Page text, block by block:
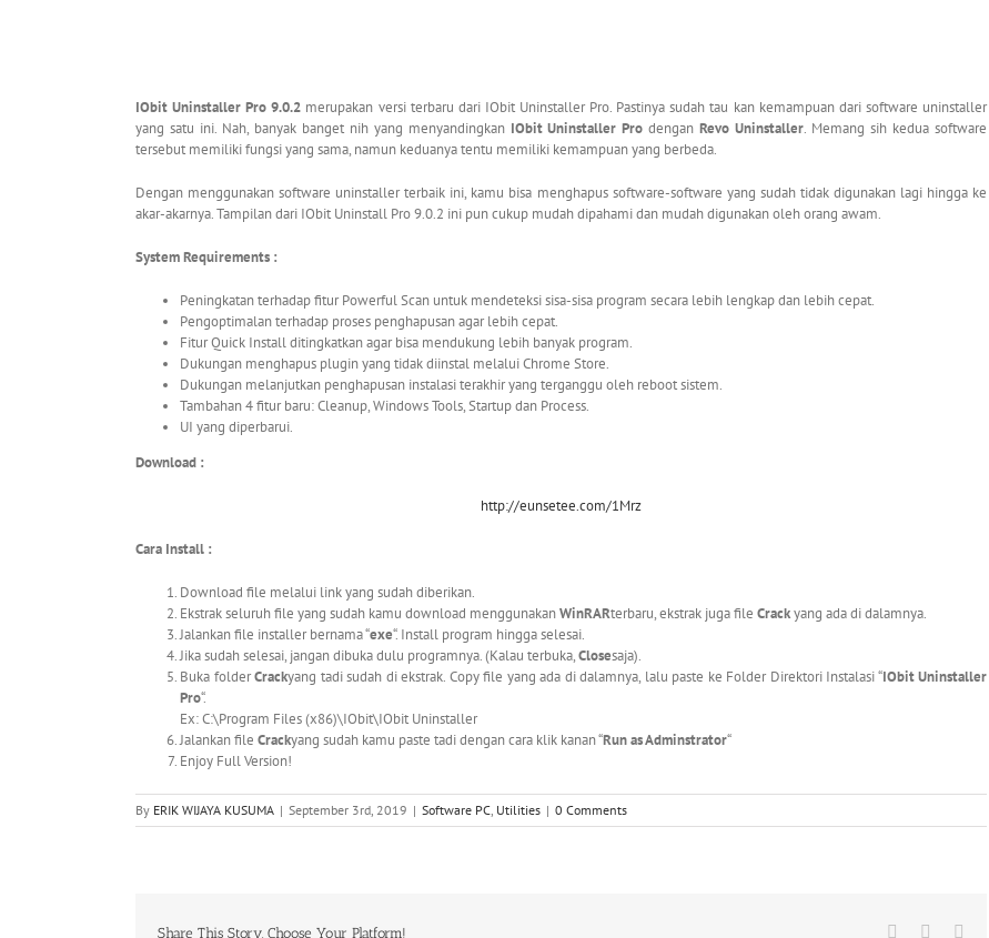
IObit Uninstaller Pro 9.0.2 merupakan versi terbaru dari IObit Uninstaller Pro. Pastinya sudah tau kan kemampuan dari software uninstaller
yang satu ini. Nah, banyak banget nih yang menyandingkan IObit Uninstaller Pro denganRevo Uninstaller. Memang sih kedua software
tersebut memiliki fungsi yang sama, namun keduanya tentu memiliki kemampuan yang berbeda.
Dengan menggunakan software uninstaller terbaik ini, kamu bisa menghapus software-software yang sudah tidak digunakan lagi hingga ke
akar-akarnya. Tampilan dari IObit Uninstall Pro 9.0.2 ini pun cukup mudah dipahami dan mudah digunakan oleh orang awam.
System Requirements :
Peningkatan terhadap fitur Powerful Scan untuk mendeteksi sisa-sisa program secara lebih lengkap dan lebih cepat.
Pengoptimalan terhadap proses penghapusan agar lebih cepat.
Fitur Quick Install ditingkatkan agar bisa mendukung lebih banyak program.
Dukungan menghapus plugin yang tidak diinstal melalui Chrome Store.
Dukungan melanjutkan penghapusan instalasi terakhir yang terganggu oleh reboot sistem.
Tambahan 4 fitur baru: Cleanup, Windows Tools, Startup dan Process.
UI yang diperbarui.
Download :
http://eunsetee.com/1Mrz
Cara Install :
Download file melalui link yang sudah diberikan.
Ekstrak seluruh file yang sudah kamu download menggunakanWinRARterbaru, ekstrak juga file Crackyang ada di dalamnya.
Jalankan file installer bernama “exe“. Install program hingga selesai.
Jika sudah selesai, jangan dibuka dulu programnya. (Kalau terbuka,Closesaja).
Buka folderCrackyang tadi sudah di ekstrak. Copy file yang ada di dalamnya, lalu paste ke Folder Direktori Instalasi “IObit Uninstaller
Pro“.
Ex: C:\Program Files (x86)\IObit\IObit Uninstaller
Jalankan file Crackyang sudah kamu paste tadi dengan cara klik kanan “Run as Adminstrator“
Enjoy Full Version!
By ERIK WIJAYA KUSUMA | September 3rd, 2019 | Software PC, Utilities | 0 Comments
Share This Story, Choose Your Platform! Facebook